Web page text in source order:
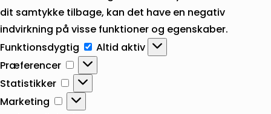
dit samtykke tilbage, kan det have en negativ
indvirkning på visse funktioner og egenskaber.
Funktionsdygtig
Funktionsdygtig
Altid aktiv
Præferencer
Præferencer
Statistikker
Statistikker
Marketing
Marketing